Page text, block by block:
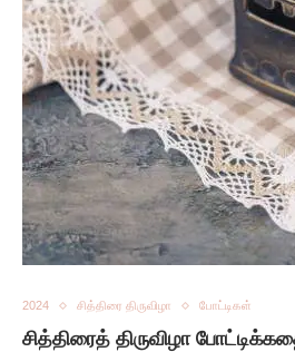
2024 சித்திரை திருவிழா போட்டிகள்
சித்திரைத் திருவிழா